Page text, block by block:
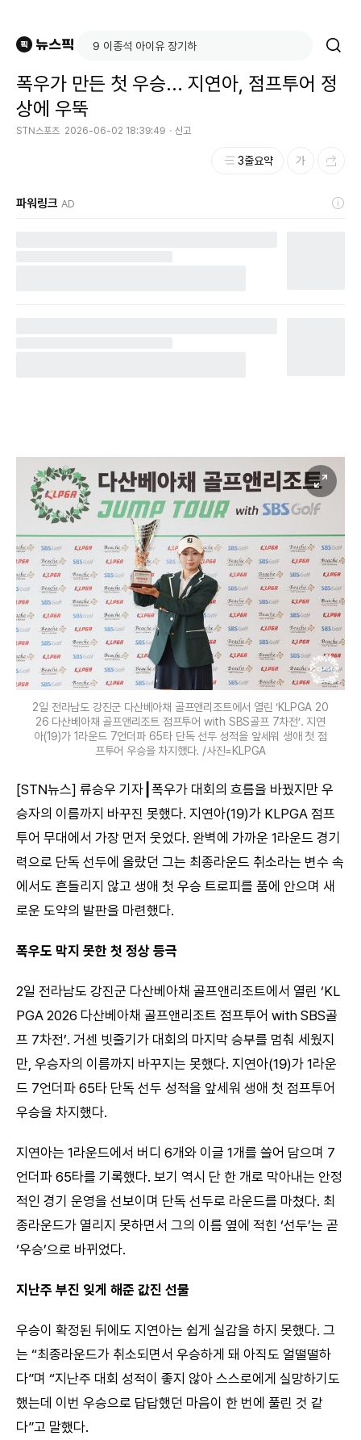
폭우가 만든 첫 우승... 지연아, 점프투어 정
상에 우뚝
STN스포츠 2026-06-02 18:39:49 신고
3줄요약
파워링크 AD
2일 전라남도 강진군 다산베아채 골프앤리조트에서 열린 ‘KLPGA 20
26 다산베아채 골프앤리조트 점프투어 with SBS골프 7차전’. 지연
아(19)가 1라운드 7언더파 65타 단독 선두 성적을 앞세워 생애 첫 점
프투어 우승을 차지했다. /사진=KLPGA
[STN뉴스] 류승우 기자┃폭우가 대회의 흐름을 바꿨지만 우
승자의 이름까지 바꾸진 못했다. 지연아(19)가 KLPGA 점프
투어 무대에서 가장 먼저 웃었다. 완벽에 가까운 1라운드 경기
력으로 단독 선두에 올랐던 그는 최종라운드 취소라는 변수 속
에서도 흔들리지 않고 생애 첫 우승 트로피를 품에 안으며 새
로운 도약의 발판을 마련했다.
폭우도 막지 못한 첫 정상 등극
2일 전라남도 강진군 다산베아채 골프앤리조트에서 열린 ‘KL
PGA 2026 다산베아채 골프앤리조트 점프투어 with SBS골
프 7차전’. 거센 빗줄기가 대회의 마지막 승부를 멈춰 세웠지
만, 우승자의 이름까지 바꾸지는 못했다. 지연아(19)가 1라운
드 7언더파 65타 단독 선두 성적을 앞세워 생애 첫 점프투어
우승을 차지했다.
지연아는 1라운드에서 버디 6개와 이글 1개를 쓸어 담으며 7
언더파 65타를 기록했다. 보기 역시 단 한 개로 막아내는 안정
적인 경기 운영을 선보이며 단독 선두로 라운드를 마쳤다. 최
종라운드가 열리지 못하면서 그의 이름 옆에 적힌 ‘선두’는 곧
‘우승’으로 바뀌었다.
지난주 부진 잊게 해준 값진 선물
우승이 확정된 뒤에도 지연아는 쉽게 실감을 하지 못했다. 그
는 “최종라운드가 취소되면서 우승하게 돼 아직도 얼떨떨하
다”며 “지난주 대회 성적이 좋지 않아 스스로에게 실망하기도
했는데 이번 우승으로 답답했던 마음이 한 번에 풀린 것 같
다”고 말했다.